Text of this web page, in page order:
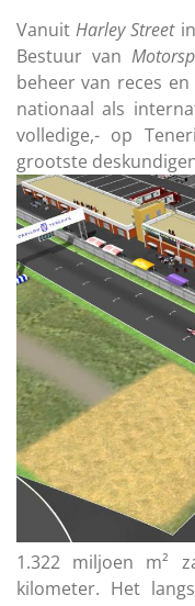
Vanuit Harley Streetin
Bestuur van
beheer van reces
nationaal als
volledige,- op
grootste
1.322 miljoen m²
kilometer. Het